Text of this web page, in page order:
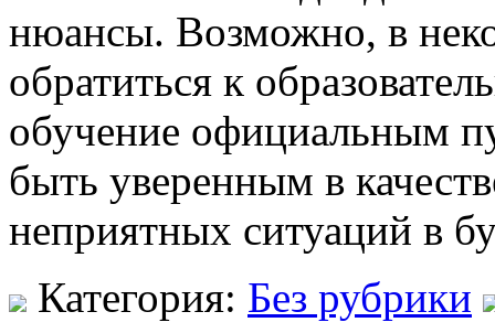
нюансы. Возможно, в
обратиться к
обучение официальным
быть уверенным в
неприятных ситуаций в
Категория: Без рубрики